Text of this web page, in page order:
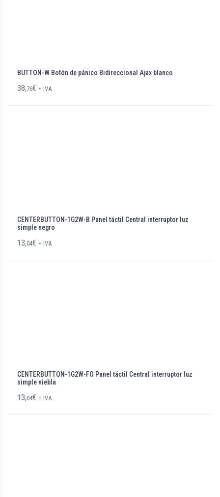
BUTTON-W Botón de pánico Bidireccional Ajax blanco
38,76€ + IVA
CENTERBUTTON-1G2W-B Panel táctil Central interruptor luz
simple negro
13,04€ + IVA
CENTERBUTTON-1G2W-FO Panel táctil Central interruptor luz
simple niebla
13,04€ + IVA